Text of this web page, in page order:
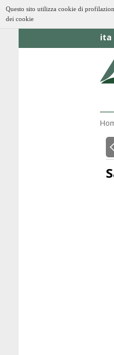
Questo sito utilizza cookie di
dei cookie
ita